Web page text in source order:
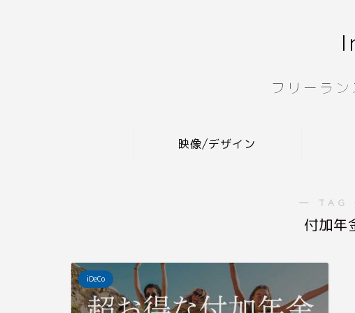
フリーラ
映像/デザイン
― TAG
付加年
iDeCo